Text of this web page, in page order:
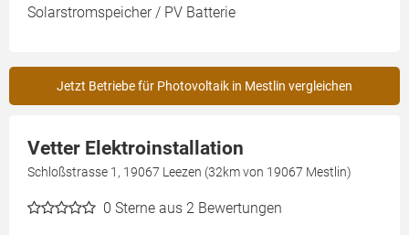
Solarstromspeicher / PV Batterie
Jetzt Betriebe für Photovoltaik in Mestlin vergleichen
Vetter Elektroinstallation
Schloßstrasse 1, 19067 Leezen (32km von 19067 Mestlin)
0 Sterne aus 2 Bewertungen